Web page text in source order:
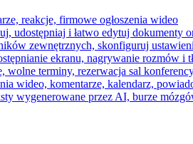
reakcje, firmowe ogłoszenia wideo
udostępniaj i łatwo edytuj dokumenty
zewnętrznych, skonfiguruj
ekranu, nagrywanie rozmów i
wolne terminy, rezerwacja sal
wideo, komentarze, kalendarz,
wygenerowane przez AI, burze